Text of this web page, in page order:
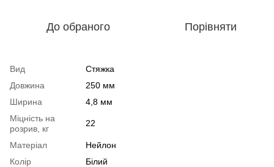
До обраного Порівняти
Вид
Стяжка
Довжина
250 мм
Ширина
4,8 мм
Міцність на
розрив, кг
22
Матеріал
Нейлон
Колір
Білий